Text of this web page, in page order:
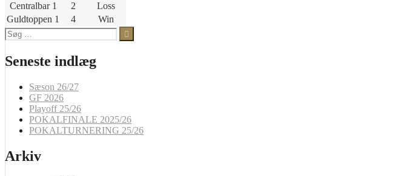
Centralbar 1
2
Loss
Guldtoppen 1
4
Win
Søg
efter:
Seneste indlæg
Sæson 26/27
GF 2026
Playoff 25/26
POKALFINALE 2025/26
POKALTURNERING 25/26
Arkiv